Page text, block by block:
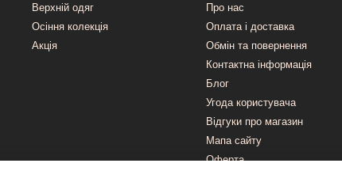
Верхній одяг
Осіння колекція
Акція
Про нас
Оплата і доставка
Обмін та повернення
Контактна інформація
Блог
Угода користувача
Відгуки про магазин
Мапа сайту
Оферта